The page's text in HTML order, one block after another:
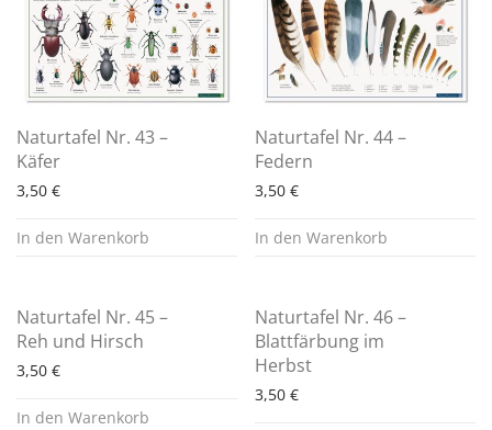
Naturtafel Nr. 43 –
Käfer
3,50 €
In den Warenkorb
Naturtafel Nr. 44 –
Federn
3,50 €
In den Warenkorb
Naturtafel Nr. 45 –
Reh und Hirsch
3,50 €
In den Warenkorb
Naturtafel Nr. 46 –
Blattfärbung im
Herbst
3,50 €